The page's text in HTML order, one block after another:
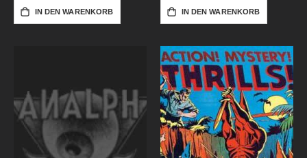
IN DEN WARENKORB IN DEN WARENKORB